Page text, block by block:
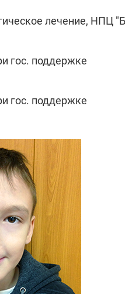
лечение, НПЦ
гос. поддержке
гос. поддержке